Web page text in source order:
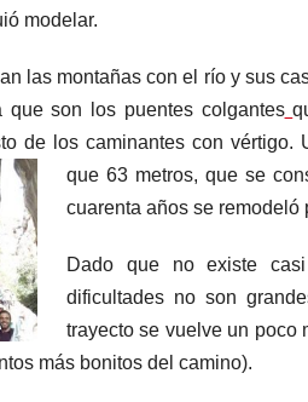
modelar.
las montañas con el río y sus
que son los puentes colgantes
de los caminantes con
que 63 metros, que se
cuarenta años se remodeló
Dado que no existe
dificultades no son
trayecto se vuelve un poco
más bonitos del camino).